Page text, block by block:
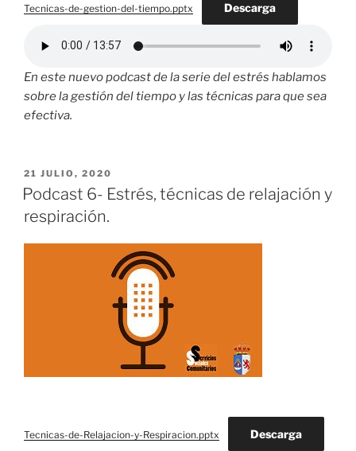
Tecnicas-de-gestion-del-tiempo.pptx Descarga
En este nuevo podcast de la serie del estrés hablamos
sobre la gestión del tiempo y las técnicas para que sea
efectiva.
PUBLICADO
EL
21 JULIO, 2020
Podcast 6- Estrés, técnicas de relajación y
respiración.
Tecnicas-de-Relajacion-y-Respiracion.pptx Descarga